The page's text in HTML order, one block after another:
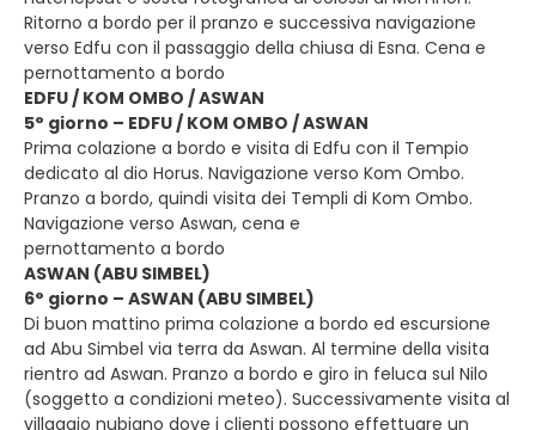
Ritorno a bordo per il pranzo e successiva navigazione
verso Edfu con il passaggio della chiusa di Esna. Cena e
pernottamento a bordo
EDFU / KOM OMBO / ASWAN
5° giorno – EDFU / KOM OMBO / ASWAN
Prima colazione a bordo e visita di Edfu con il Tempio
dedicato al dio Horus. Navigazione verso Kom Ombo.
Pranzo a bordo, quindi visita dei Templi di Kom Ombo.
Navigazione verso Aswan, cena e
pernottamento a bordo
ASWAN (ABU SIMBEL)
6° giorno – ASWAN (ABU SIMBEL)
Di buon mattino prima colazione a bordo ed escursione
ad Abu Simbel via terra da Aswan. Al termine della visita
rientro ad Aswan. Pranzo a bordo e giro in feluca sul Nilo
(soggetto a condizioni meteo). Successivamente visita al
villaggio nubiano dove i clienti possono effettuare un